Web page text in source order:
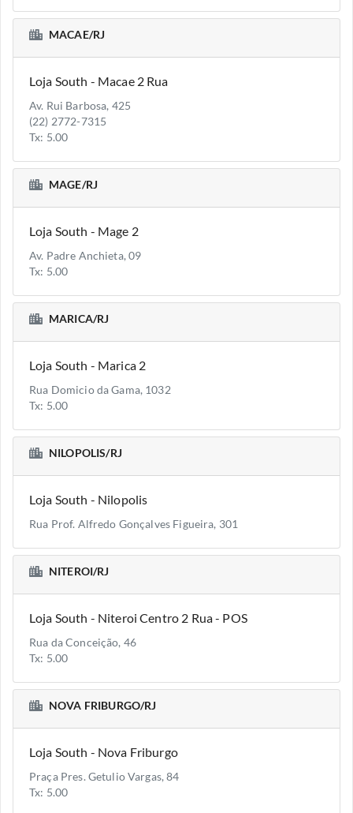
MACAE/RJ
Loja South - Macae 2 Rua
Av. Rui Barbosa, 425
(22) 2772-7315
Tx: 5.00
MAGE/RJ
Loja South - Mage 2
Av. Padre Anchieta, 09
Tx: 5.00
MARICA/RJ
Loja South - Marica 2
Rua Domicio da Gama, 1032
Tx: 5.00
NILOPOLIS/RJ
Loja South - Nilopolis
Rua Prof. Alfredo Gonçalves Figueira, 301
NITEROI/RJ
Loja South - Niteroi Centro 2 Rua - POS
Rua da Conceição, 46
Tx: 5.00
NOVA FRIBURGO/RJ
Loja South - Nova Friburgo
Praça Pres. Getulio Vargas, 84
Tx: 5.00